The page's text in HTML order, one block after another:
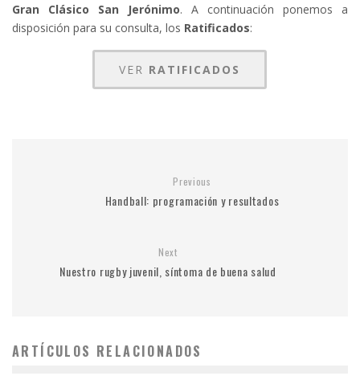
Gran Clásico San Jerónimo. A continuación ponemos a
disposición para su consulta, los Ratificados:
VER RATIFICADOS
Previous
Handball: programación y resultados
Next
Nuestro rugby juvenil, síntoma de buena salud
ARTÍCULOS RELACIONADOS